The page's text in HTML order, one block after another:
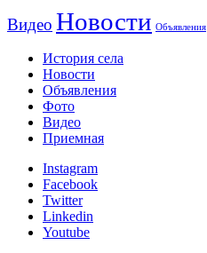
Видео Новости Объявления
История села
Новости
Объявления
Фото
Видео
Приемная
Instagram
Facebook
Twitter
Linkedin
Youtube